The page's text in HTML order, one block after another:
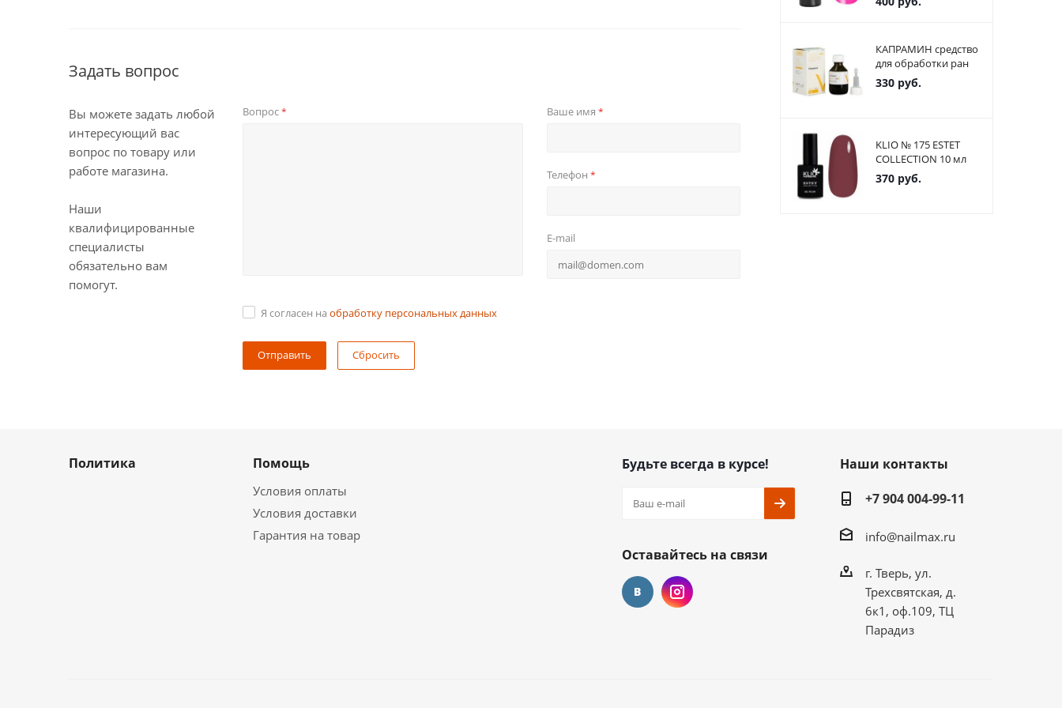
Задать вопрос
Вы можете задать любой
интересующий вас
вопрос по товару или
работе магазина.
Наши
квалифицированные
специалисты
обязательно вам
помогут.
Вопрос* Ваше имя *
Телефон *
E-mail
Я согласен на обработку персональных данных
Сбросить
КАПРАМИН средство
для обработки ран
330 руб.
KLIO № 175 ESTET
COLLECTION 10 мл
370 руб.
Политика Помощь
Условия оплаты
Условия доставки
Гарантия на товар
Будьте всегда в курсе!
Оставайтесь на связи
Наши контакты
+7 904 004-99-11
info@nailmax.ru
г. Тверь, ул.
Трехсвятская, д.
6к1, оф.109, ТЦ
Парадиз